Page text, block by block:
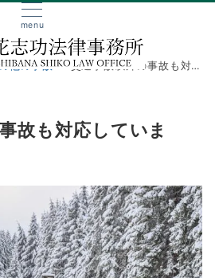
menu
他の事故 交通事故以外の事故も対応しています！
故も対応していま